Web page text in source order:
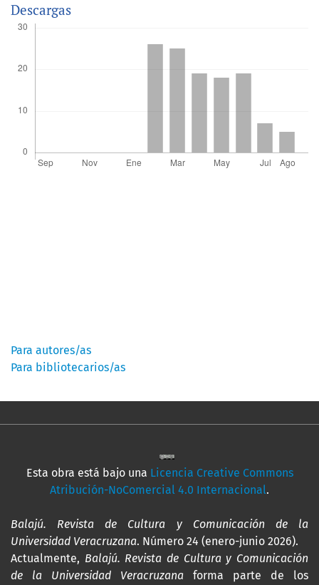
Descargas
Para autores/as
Para bibliotecarios/as
Esta obra está bajo una Licencia Creative Commons
Atribución-NoComercial 4.0 Internacional.
Balajú. Revista de Cultura y Comunicación de la
Universidad Veracruzana. Número 24 (enero-junio 2026).
Actualmente, Balajú. Revista de Cultura y Comunicación
de la Universidad Veracruzana forma parte de los